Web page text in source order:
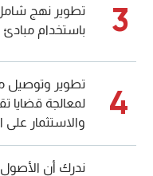
3
تطوير نهج شامل
باستخدام مبادئ
4
تطوير وتوصيل
لمعالجة قضايا
والاستثمار
ندرك أن الأصول